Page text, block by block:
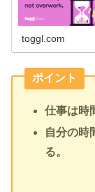
toggl.com
ポイント
仕事は時
自分の時
る。